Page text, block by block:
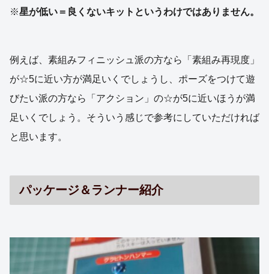
※星が低い＝良くないキットというわけではありません。
例えば、素組みフィニッシュ派の方なら「素組み再現度」
が☆5に近い方が満足いくでしょうし、ポーズをつけて遊
びたい派の方なら「アクション」の☆が5に近いほうが満
足いくでしょう。そういう感じで参考にしていただければ
と思います。
パッケージ＆ランナー紹介